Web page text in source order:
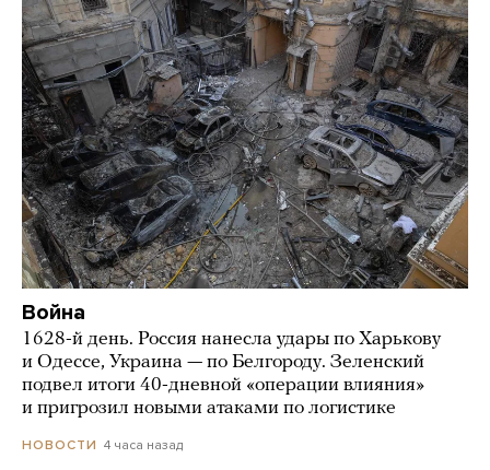
Война
1628-й день. Россия нанесла удары по Харькову
и Одессе, Украина — по Белгороду. Зеленский
подвел итоги 40-дневной «операции влияния»
и пригрозил новыми атаками по логистике
НОВОСТИ 4 часа назад